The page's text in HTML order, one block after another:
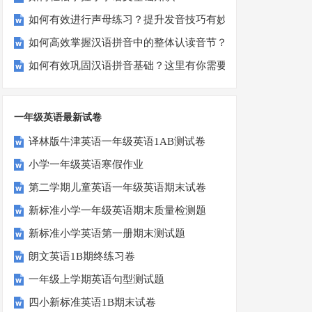
如何有效进行声母练习？提升发音技巧有妙招！
如何高效掌握汉语拼音中的整体认读音节？
如何有效巩固汉语拼音基础？这里有你需要的所有技巧！
一年级英语最新试卷
译林版牛津英语一年级英语1AB测试卷
小学一年级英语寒假作业
第二学期儿童英语一年级英语期末试卷
新标准小学一年级英语期末质量检测题
新标准小学英语第一册期末测试题
朗文英语1B期终练习卷
一年级上学期英语句型测试题
四小新标准英语1B期末试卷